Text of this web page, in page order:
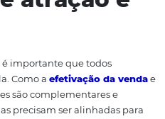
seguinte — o que é
digital. No caso dos
uma simples
e interpretações. Um
você disponibiliza